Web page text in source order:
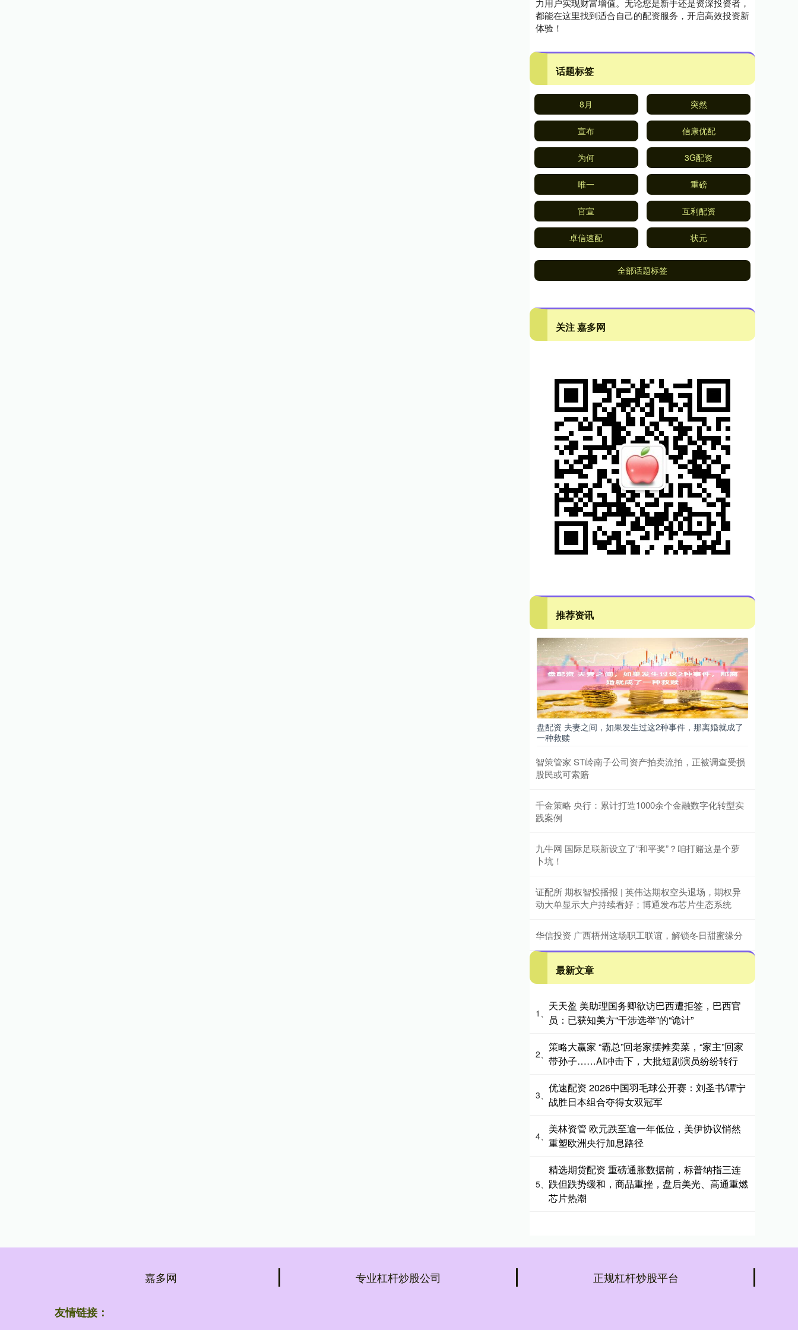
力用户实现财富增值。无论您是新手还是资深投资者，
都能在这里找到适合自己的配资服务，开启高效投资新
体验！
话题标签
8月 突然
宣布 信康优配
为何 3G配资
唯一 重磅
官宣 互利配资
卓信速配 状元
全部话题标签
关注 嘉多网
推荐资讯
盘配资 夫妻之间，如果发生过这2种事件，那离婚就成了
一种救赎
智策管家 ST岭南子公司资产拍卖流拍，正被调查受损
股民或可索赔
千金策略 央行：累计打造1000余个金融数字化转型实
践案例
九牛网 国际足联新设立了“和平奖”？咱打赌这是个萝
卜坑！
证配所 期权智投播报 | 英伟达期权空头退场，期权异
动大单显示大户持续看好；博通发布芯片生态系统
华信投资 广西梧州这场职工联谊，解锁冬日甜蜜缘分
最新文章
1、
天天盈 美助理国务卿欲访巴西遭拒签，巴西官
员：已获知美方“干涉选举”的“诡计”
2、
策略大赢家 “霸总”回老家摆摊卖菜，“家主”回家
带孙子……AI冲击下，大批短剧演员纷纷转行
3、
优速配资 2026中国羽毛球公开赛：刘圣书/谭宁
战胜日本组合夺得女双冠军
4、
美林资管 欧元跌至逾一年低位，美伊协议悄然
重塑欧洲央行加息路径
5、
精选期货配资 重磅通胀数据前，标普纳指三连
跌但跌势缓和，商品重挫，盘后美光、高通重燃
芯片热潮
嘉多网 专业杠杆炒股公司 正规杠杆炒股平台
友情链接：